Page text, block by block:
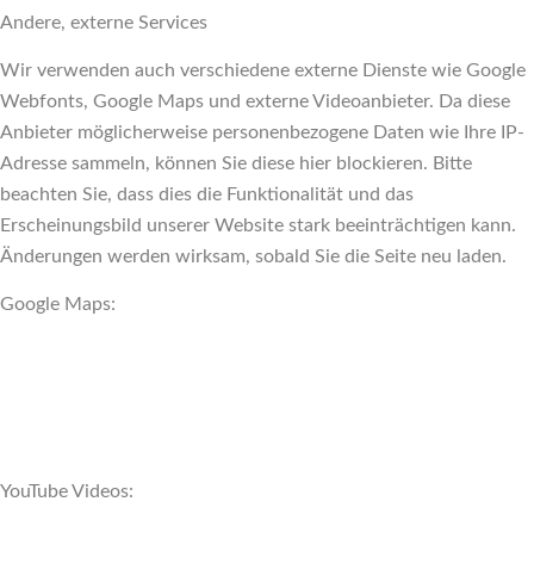
Andere, externe Services
Wir verwenden auch verschiedene externe Dienste wie Google
Webfonts, Google Maps und externe Videoanbieter. Da diese
Anbieter möglicherweise personenbezogene Daten wie Ihre IP-
Adresse sammeln, können Sie diese hier blockieren. Bitte
beachten Sie, dass dies die Funktionalität und das
Erscheinungsbild unserer Website stark beeinträchtigen kann.
Änderungen werden wirksam, sobald Sie die Seite neu laden.
Google Maps:
YouTube Videos: